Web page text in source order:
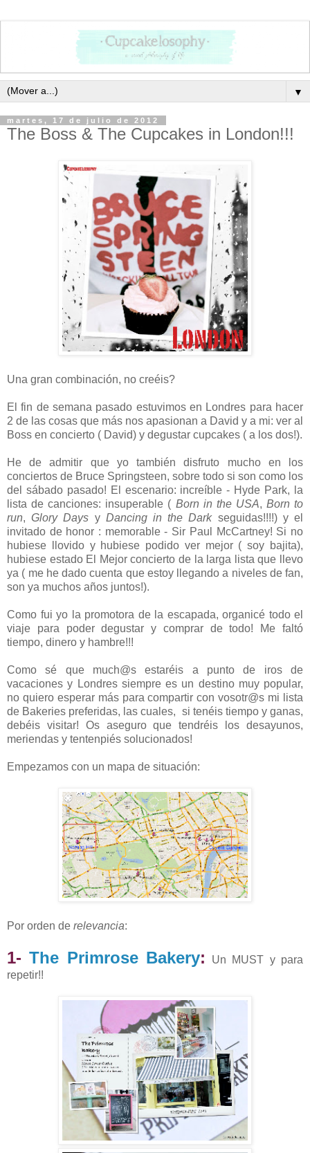
▼
martes, 17 de julio de 2012
The Boss & The Cupcakes in London!!!
Una gran combinación, no creéis?
El fin de semana pasado estuvimos en Londres para hacer
2 de las cosas que más nos apasionan a David y a mi: ver al
Boss en concierto ( David) y degustar cupcakes ( a los dos!).
He de admitir que yo también disfruto mucho en los
conciertos de Bruce Springsteen, sobre todo si son como los
del sábado pasado! El escenario: increíble - Hyde Park, la
lista de canciones: insuperable ( Born in the USA, Born to
run,Glory Days y Dancing in the Darkseguidas!!!!) y el
invitado de honor : memorable - Sir Paul McCartney! Si no
hubiese llovido y hubiese podido ver mejor ( soy bajita),
hubiese estado El Mejor concierto de la larga lista que llevo
ya ( me he dado cuenta que estoy llegando a niveles de fan,
son ya muchos años juntos!).
Como fui yo la promotora de la escapada, organicé todo el
viaje para poder degustar y comprar de todo! Me faltó
tiempo, dinero y hambre!!!
Como sé que much@s estaréis a punto de iros de
vacaciones y Londres siempre es un destino muy popular,
no quiero esperar más para compartir con vosotr@s mi lista
de Bakeries preferidas, las cuales, si tenéis tiempo y ganas,
debéis visitar! Os aseguro que tendréis los desayunos,
meriendas y tentenpiés solucionados!
Empezamos con un mapa de situación:
Por orden de relevancia:
1-The Primrose Bakery:
Un MUST y para
repetir!!